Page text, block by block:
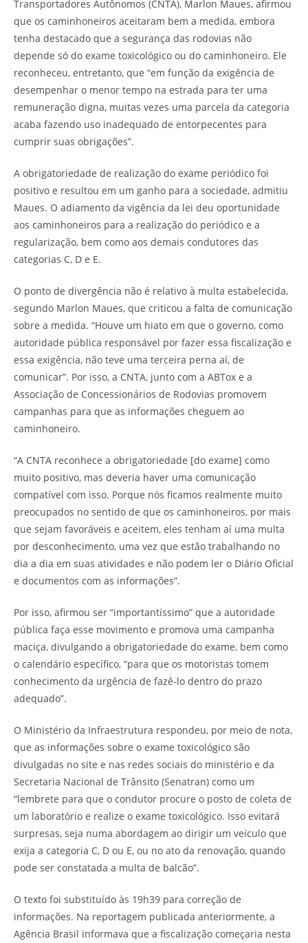
Transportadores Autônomos (CNTA), Marlon Maues, afirmou
que os caminhoneiros aceitaram bem a medida, embora
tenha destacado que a segurança das rodovias não
depende só do exame toxicológico ou do caminhoneiro. Ele
reconheceu, entretanto, que “em função da exigência de
desempenhar o menor tempo na estrada para ter uma
remuneração digna, muitas vezes uma parcela da categoria
acaba fazendo uso inadequado de entorpecentes para
cumprir suas obrigações”.
A obrigatoriedade de realização do exame periódico foi
positivo e resultou em um ganho para a sociedade, admitiu
Maues. O adiamento da vigência da lei deu oportunidade
aos caminhoneiros para a realização do periódico e a
regularização, bem como aos demais condutores das
categorias C, D e E.
O ponto de divergência não é relativo à multa estabelecida,
segundo Marlon Maues, que criticou a falta de comunicação
sobre a medida. “Houve um hiato em que o governo, como
autoridade pública responsável por fazer essa fiscalização e
essa exigência, não teve uma terceira perna aí, de
comunicar”. Por isso, a CNTA, junto com a ABTox e a
Associação de Concessionários de Rodovias promovem
campanhas para que as informações cheguem ao
caminhoneiro.
“A CNTA reconhece a obrigatoriedade [do exame] como
muito positivo, mas deveria haver uma comunicação
compatível com isso. Porque nós ficamos realmente muito
preocupados no sentido de que os caminhoneiros, por mais
que sejam favoráveis e aceitem, eles tenham aí uma multa
por desconhecimento, uma vez que estão trabalhando no
dia a dia em suas atividades e não podem ler o Diário Oficial
e documentos com as informações”.
Por isso, afirmou ser “importantíssimo” que a autoridade
pública faça esse movimento e promova uma campanha
maciça, divulgando a obrigatoriedade do exame, bem como
o calendário específico, “para que os motoristas tomem
conhecimento da urgência de fazê-lo dentro do prazo
adequado”.
O Ministério da Infraestrutura respondeu, por meio de nota,
que as informações sobre o exame toxicológico são
divulgadas no site e nas redes sociais do ministério e da
Secretaria Nacional de Trânsito (Senatran) como um
“lembrete para que o condutor procure o posto de coleta de
um laboratório e realize o exame toxicológico. Isso evitará
surpresas, seja numa abordagem ao dirigir um veículo que
exija a categoria C, D ou E, ou no ato da renovação, quando
pode ser constatada a multa de balcão”.
O texto foi substituído às 19h39 para correção de
informações. Na reportagem publicada anteriormente, a
Agência Brasil informava que a fiscalização começaria nesta